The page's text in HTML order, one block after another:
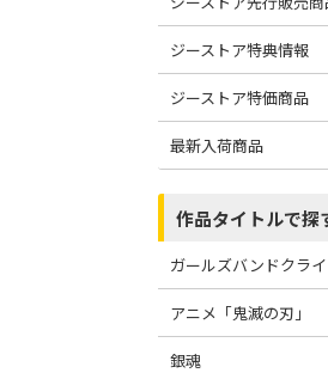
ジーストア特典情報
ジーストア特価商品
最新入荷商品
作品タイトルで探
ガールズバンドクライ
アニメ「鬼滅の刃」
銀魂